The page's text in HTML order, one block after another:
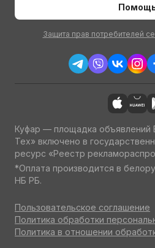
Защита прав потребителей
Куфар — площадка объявлений
Тех» включено в
ресурс «Реестр
*Оплата производится в
НБ РБ.
Пользовательское соглашение
Политика обработки
Политика в отношении